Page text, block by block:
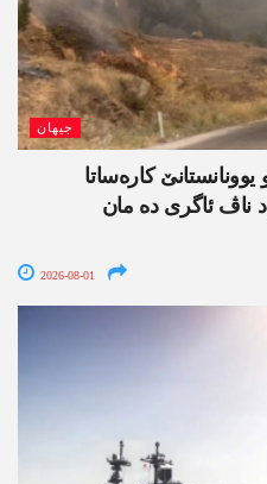
جیھان
کارەساتا
2026-08-01